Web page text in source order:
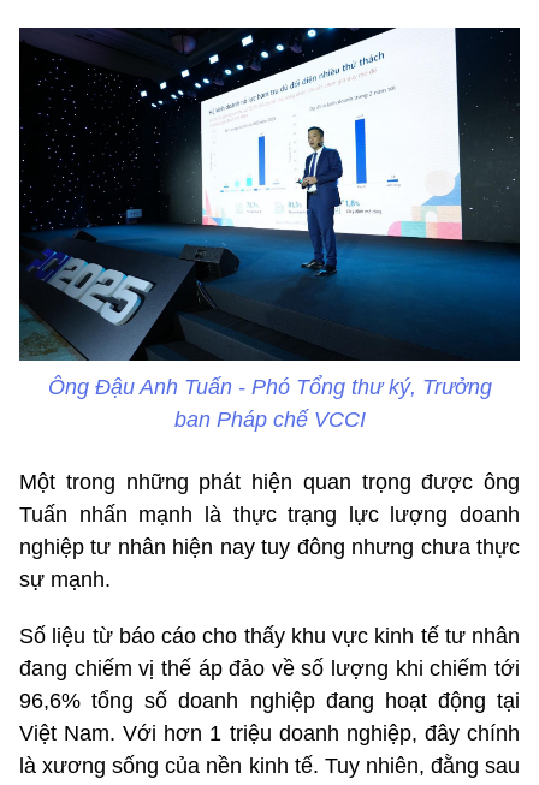
Ông Đậu Anh Tuấn - Phó Tổng thư ký, Trưởng
ban Pháp chế VCCI
Một trong những phát hiện quan trọng được ông
Tuấn nhấn mạnh là thực trạng lực lượng doanh
nghiệp tư nhân hiện nay tuy đông nhưng chưa thực
sự mạnh.
Số liệu từ báo cáo cho thấy khu vực kinh tế tư nhân
đang chiếm vị thế áp đảo về số lượng khi chiếm tới
96,6% tổng số doanh nghiệp đang hoạt động tại
Việt Nam. Với hơn 1 triệu doanh nghiệp, đây chính
là xương sống của nền kinh tế. Tuy nhiên, đằng sau